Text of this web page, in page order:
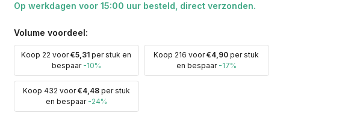
Op werkdagen voor 15:00 uur besteld, direct verzonden.
Volume voordeel:
Koop 22 voor€5,31 per stuk en
bespaar -10%
Koop 216 voor€4,90 per stuk
en bespaar -17%
Koop 432 voor€4,48per stuk
en bespaar -24%